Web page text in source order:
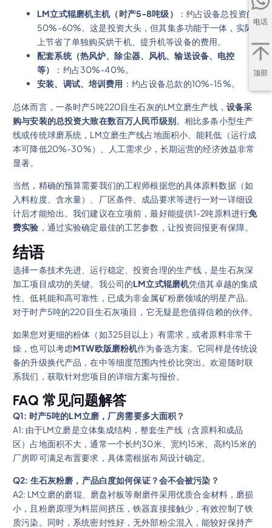
LM立式辊磨机主机（时产5-8吨级）
：约占设备总投资的
50%-60%。这是投资大头，但其集多功能于一体，实际
上节省了单独购买烘干机、提升机等设备的费用。
配套系统（热风炉、除尘器、风机、输送设备、电控
等）
：约占30%-40%。
安装、调试、培训费用 ：约占设备总款的10%-15%。
总体而言，一条时产5吨220目生石灰的LM立磨生产线， 设备采
购与安装的总投资大致在数百万人民币级别。相比多条小型生产
线或传统球磨系统，LM立磨生产线占地面积小、能耗低（运行成
本可降低20%-30%）、人工需求少，长期运营的经济效益非常
显著。
当然，精确的预算需要我们的工程师根据您的具体原料数据（如
入料粒度、含水量）、厂区条件、成品要求等进行一对一详细设
计后才能给出。我们建议在立项前，最好能提供1-2吨原料进行免
费实验 ，通过实验确定最佳的工艺参数，让投资回报更有保障。
结语
选择一条技术先进、运行稳定、投资合理的生产线，是生石灰深
加工项目成功的关键。我公司的LM立式辊磨机凭借其卓越的集成
性、低耗能和高可靠性，已成为非金属矿粉磨领域的明星产品。
对于时产5吨的220目生石灰项目，它无疑是您值得信赖的伙伴。
如果您对更细的粉体（如325目以上）有需求，或者原料非常干
燥，也可以考虑MTW欧版磨粉机作为备选方案。它同样是传统设
备的升级换代产品，在中等细度范围内性价比突出。欢迎随时联
系我们，获取针对您项目的详细方案与报价。
FAQ 常见问题解答
Q1: 时产5吨的LM立磨，厂房需要多大面积？
A1: 由于LM立磨是立体集成结构，整套生产线（含原料和成品
区）占地面积不大，通常一个长约30米、宽约15米、高约15米的
厂房即可满足布置要求，具体需根据布局设计确定。
Q2: 生石灰粉磨，产品白度如何保证？会不会被污染？
A2: LM立磨的磨辊、磨盘衬板等耐磨件采用优质合金材料，磨损
小，且粉磨原理为料层间挤压，铁器直接接触少，有效控制了铁
质污染。同时，系统密封性好，无外部粉尘混入，能较好保持产
电话
顶部